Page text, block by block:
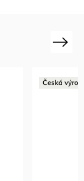
Česká
Next